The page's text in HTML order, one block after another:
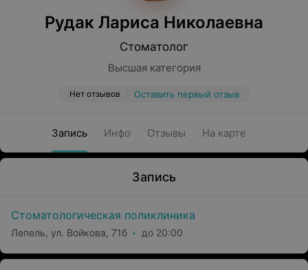
Рудак Лариса Николаевна
Стоматолог
Высшая категория
Нет отзывов Оставить первый отзыв
Запись Инфо Отзывы На карте
Запись
Стоматологическая поликлиника
Лепель, ул. Войкова, 71б до 20:00